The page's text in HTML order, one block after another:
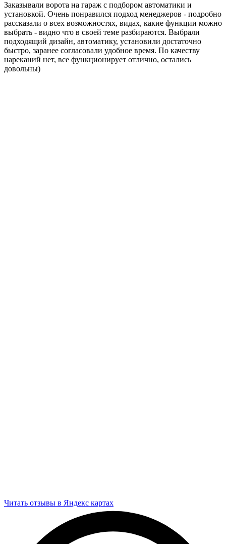
Заказывали ворота на гараж с подбором автоматики и
установкой. Очень понравился подход менеджеров - подробно
рассказали о всех возможностях, видах, какие функции можно
выбрать - видно что в своей теме разбираются. Выбрали
подходящий дизайн, автоматику, установили достаточно
быстро, заранее согласовали удобное время. По качеству
нареканий нет, все функционирует отлично, остались
довольны)
Читать отзывы в Яндекс картах